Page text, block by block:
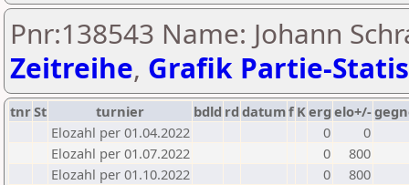
Pnr:138543 Name: Johann
Zeitreihe, Grafik Partie-
tnrSt turnier bdld rd datumf Kerg elo+/-
Elozahl per 01.04.2022
0
0
Elozahl per 01.07.2022
0
800
Elozahl per 01.10.2022
0
800